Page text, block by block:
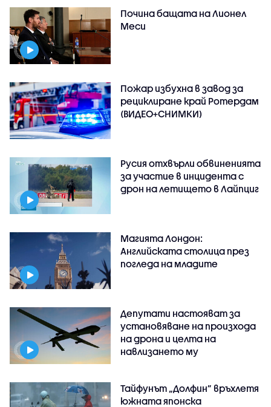
Почина бащата на Лионел
Меси
Пожар избухна в завод за
рециклиране край Ротердам
(ВИДЕО+СНИМКИ)
Русия отхвърли обвиненията
за участие в инцидента с
дрон на летището в Лайпциг
Магията Лондон:
Английската столица през
погледа на младите
Депутати настояват за
установяване на произхода
на дрона и целта на
навлизането му
Тайфунът „Долфин” връхлетя
южната японска